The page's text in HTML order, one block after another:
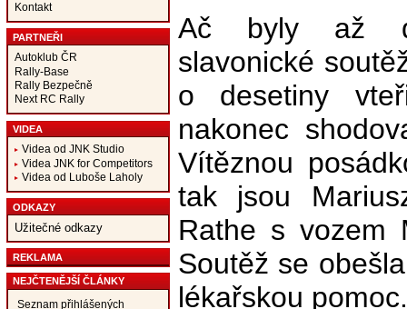
Kontakt
PARTNEŘI
Autoklub ČR
Rally-Base
Rally Bezpečně
Next RC Rally
VIDEA
Videa od JNK Studio
Videa JNK for Competitors
Videa od Luboše Laholy
ODKAZY
Užitečné odkazy
REKLAMA
NEJČTENĚJŠÍ ČLÁNKY
Seznam přihlášených
Ač byly až
slavonické
o desetiny
nakonec
Vítěznou
tak jsou
Rathe s vozem
Soutěž se
lékařskou pomoc.